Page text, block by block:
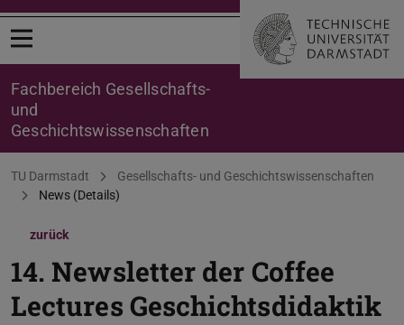
Menü öffnen
Fachbereich Gesellschafts-
und
Geschichtswissenschaften
Sie befinden sich hier:
TU Darmstadt
Gesellschafts- und Geschichtswissenschaften
News (Details)
zurück
14. Newsletter der Coffee
Lectures Geschichtsdidaktik